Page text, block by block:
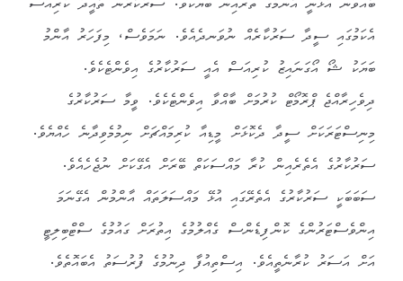
ބާއްވަން އުޅުނީ އާންމުގެ ތެރެއިން ބަޔެކެވެ. ސަރުކާރުން ތާއީދު ކުރިއަސް
އެކަމުގައި ސީދާ ސަރުކާރެއް ނުވަނދެއެވެ. ނަމަވެސް، މިފަހަރު އާންމު
ބަޔަކު ޝޯ އޯގަނައިޒު ކުރިއަސް އެއީ ސަރުކާރުގެ އިވެންޓެކެވެ.
ދިވެހިރާއްޖެ ޕްރޮމޯޓް ކުރުމަށް ބާއްވާ އިވެންޓެކެވެ. ވީމާ ސަރުކާރުގެ
މިނިސްޓަރަކަށް ސީދާ ދެކޮޅަށް މީޑިއާ ކުރިމައްޗަށް ނިމުމެވިދާނެ ހެއްޔެވެ.
ސަރުކާރުގެ އެތެރެއިން ކުރާ މައްސަކަތް ބޭރަށް އެގޭކަށް ނުޖެހެއެވެ.
ސަބަބަކީ ސަރުކާރުގެ އެތެރޭގައި އުޅޭ މައްސަލަތައް އާންމުން އެގޭނަމަ
އިންވެސްޓަރުންގެ ކޮންފިޑެންސް ގެއްލުމުގެ އިތުރަށް ގައުމުގެ ސްޓްބިލިޓީ
އަށް އަސަރު ކުރާނެތީއެވެ. އިސްތިއުފާ ދިނުމުގެ ފުރުސަތު އެބައޮތެވެ.